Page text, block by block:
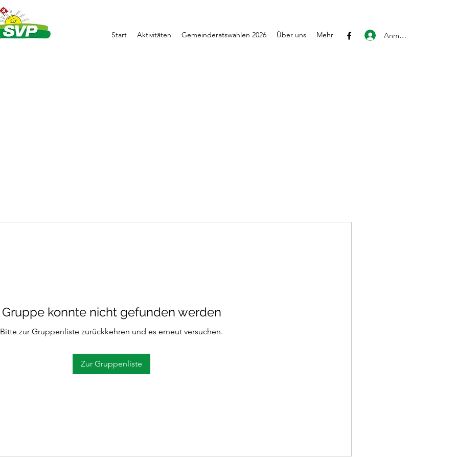
Start Aktivitäten Gemeinderatswahlen 2026 Über uns Mehr Anmelden
Gruppe konnte nicht gefunden werden
Bitte zur Gruppenliste zurückkehren und es erneut versuchen.
Zur Gruppenliste